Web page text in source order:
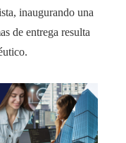
inaugurando una
de entrega resulta